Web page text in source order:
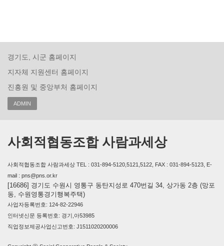
경기도, 시군 홈페이지
지자체 지원센터 홈페이지
진흥원 및 중앙부처 홈페이지
ADMIN
사회적협동조합 사람과세상
사회적협동조합 사람과세상 TEL : 031-894-5120,5121,5122, FAX : 031-894-5123, E-
mail : pns@pns.or.kr
[16686] 경기도 수원시 영통구 동탄지성로 470번길 34, 상가동 2층 (망포
동, 수원영통경기행복주택)
사업자등록번호: 124-82-22946
인터넷신문 등록번호: 경기,아53985
직업정보제공사업신고번호: J1511020200006